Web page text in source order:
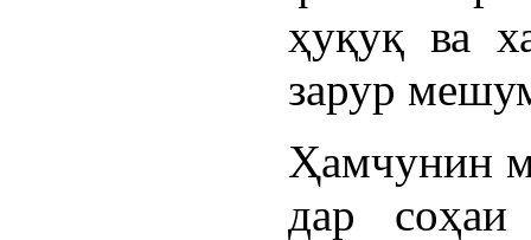
ҳуқуқ ва
зарур
Ҳамчунин
дар соҳаи